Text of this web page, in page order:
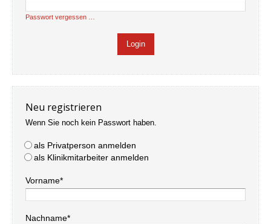
Passwort vergessen …
Neu registrieren
Wenn Sie noch kein Passwort haben.
als Privatperson anmelden
als Klinikmitarbeiter anmelden
Vorname*
Nachname*